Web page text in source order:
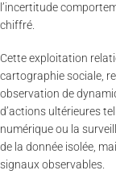
l’incertitude
chiffré.
Cette exploitation
cartographie sociale,
observation de
d’actions ultérieures
numérique ou la
de la donnée isolée,
signaux observables.